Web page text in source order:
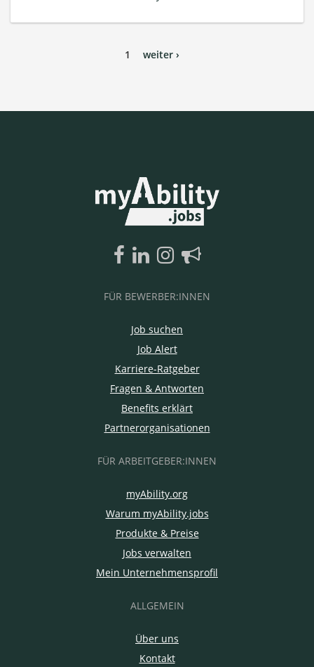
1 weiter ›
FÜR BEWERBER:INNEN
Job suchen
Job Alert
Karriere-Ratgeber
Fragen & Antworten
Benefits erklärt
Partnerorganisationen
FÜR ARBEITGEBER:INNEN
myAbility.org
Warum myAbility.jobs
Produkte & Preise
Jobs verwalten
Mein Unternehmensprofil
ALLGEMEIN
Über uns
Kontakt